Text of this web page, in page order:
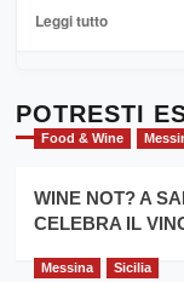
Sicilia
l’
evento
per
la
filiera
grano
Leggi tuttoLeggi
Giarre
per
il
anno
POTRESTI
Food & Wine
WINE NOT? A
CELEBRA IL
Messina Sicilia